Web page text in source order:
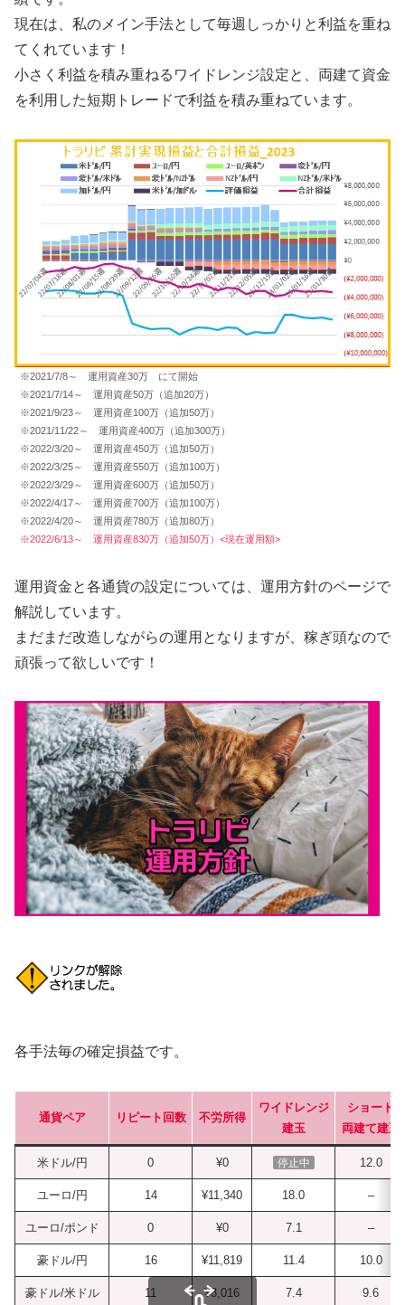
現在は、私のメイン手法として毎週しっかりと利益を重ね
てくれています！
小さく利益を積み重ねるワイドレンジ設定と、両建て資金
を利用した短期トレードで利益を積み重ねています。
※2021/7/8～ 運用資産30万 にて開始
※2021/7/14～ 運用資産50万（追加20万）
※2021/9/23～ 運用資産100万（追加50万）
※2021/11/22～ 運用資産400万（追加300万）
※2022/3/20～ 運用資産450万（追加50万）
※2022/3/25～ 運用資産550万（追加100万）
※2022/3/29～ 運用資産600万（追加50万）
※2022/4/17～ 運用資産700万（追加100万）
※2022/4/20～ 運用資産780万（追加80万）
※2022/6/13～ 運用資産830万（追加50万）<現在運用額>
運用資金と各通貨の設定については、運用方針のページで
解説しています。
まだまだ改造しながらの運用となりますが、稼ぎ頭なので
頑張って欲しいです！
各手法毎の確定損益です。
通貨ペア リピート回数 不労所得
ワイドレンジ
建玉
ショート
両建て建玉
米ドル/円 0 ¥0 停止中 12.0
ユーロ/円 14 ¥11,340 18.0 –
ユーロ/ポンド 0 ¥0 7.1 –
豪ドル/円 16 ¥11,819 11.4 10.0
豪ドル/米ドル 11 ¥8,016 7.4 9.6